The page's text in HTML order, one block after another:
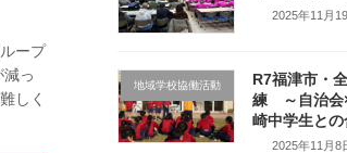
ープ
っ
しく
2025年11月
地域学校協働活動
R7福津市・
練 ～自治会
崎中学生との
2025年11月8